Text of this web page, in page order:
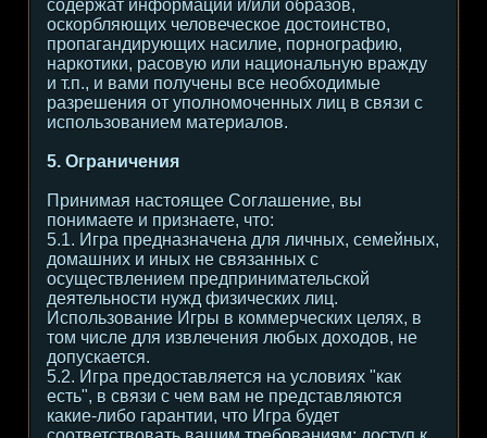
содержат информации и/или образов,
оскорбляющих человеческое достоинство,
пропагандирующих насилие, порнографию,
наркотики, расовую или национальную вражду
и т.п., и вами получены все необходимые
разрешения от уполномоченных лиц в связи с
использованием материалов.
5. Ограничения
Принимая настоящее Соглашение, вы
понимаете и признаете, что:
5.1. Игра предназначена для личных, семейных,
домашних и иных не связанных с
осуществлением предпринимательской
деятельности нужд физических лиц.
Использование Игры в коммерческих целях, в
том числе для извлечения любых доходов, не
допускается.
5.2. Игра предоставляется на условиях "как
есть", в связи с чем вам не представляются
какие-либо гарантии, что Игра будет